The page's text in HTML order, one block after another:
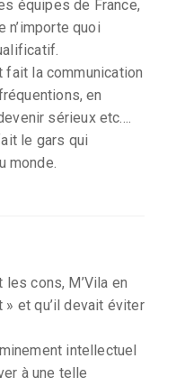
équipes de France,
n’importe quoi
fait la communication
en
sérieux etc....
le gars qui
monde.
cons, M’Vila en
et qu’il devait éviter
intellectuel
à une telle